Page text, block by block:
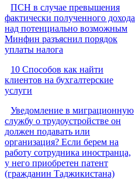
ПСН в случае превышения
фактически полученного дохода
над потенциально возможным
Минфин разъяснил порядок
уплаты налога
10 Способов как найти
клиентов на бухгалтерские
услуги
Уведомление в миграционную
службу о трудоустройстве он
должен подавать или
организация? Если берем на
работу сотрудника иностранца,
у него приобретен патент
(гражданин Таджикистана)